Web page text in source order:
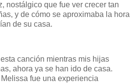
nostálgico que fue ver crecer tan
y de cómo se aproximaba la hora
de su casa.
canción mientras mis hijas
ahora ya se han ido de casa.
fue una experiencia